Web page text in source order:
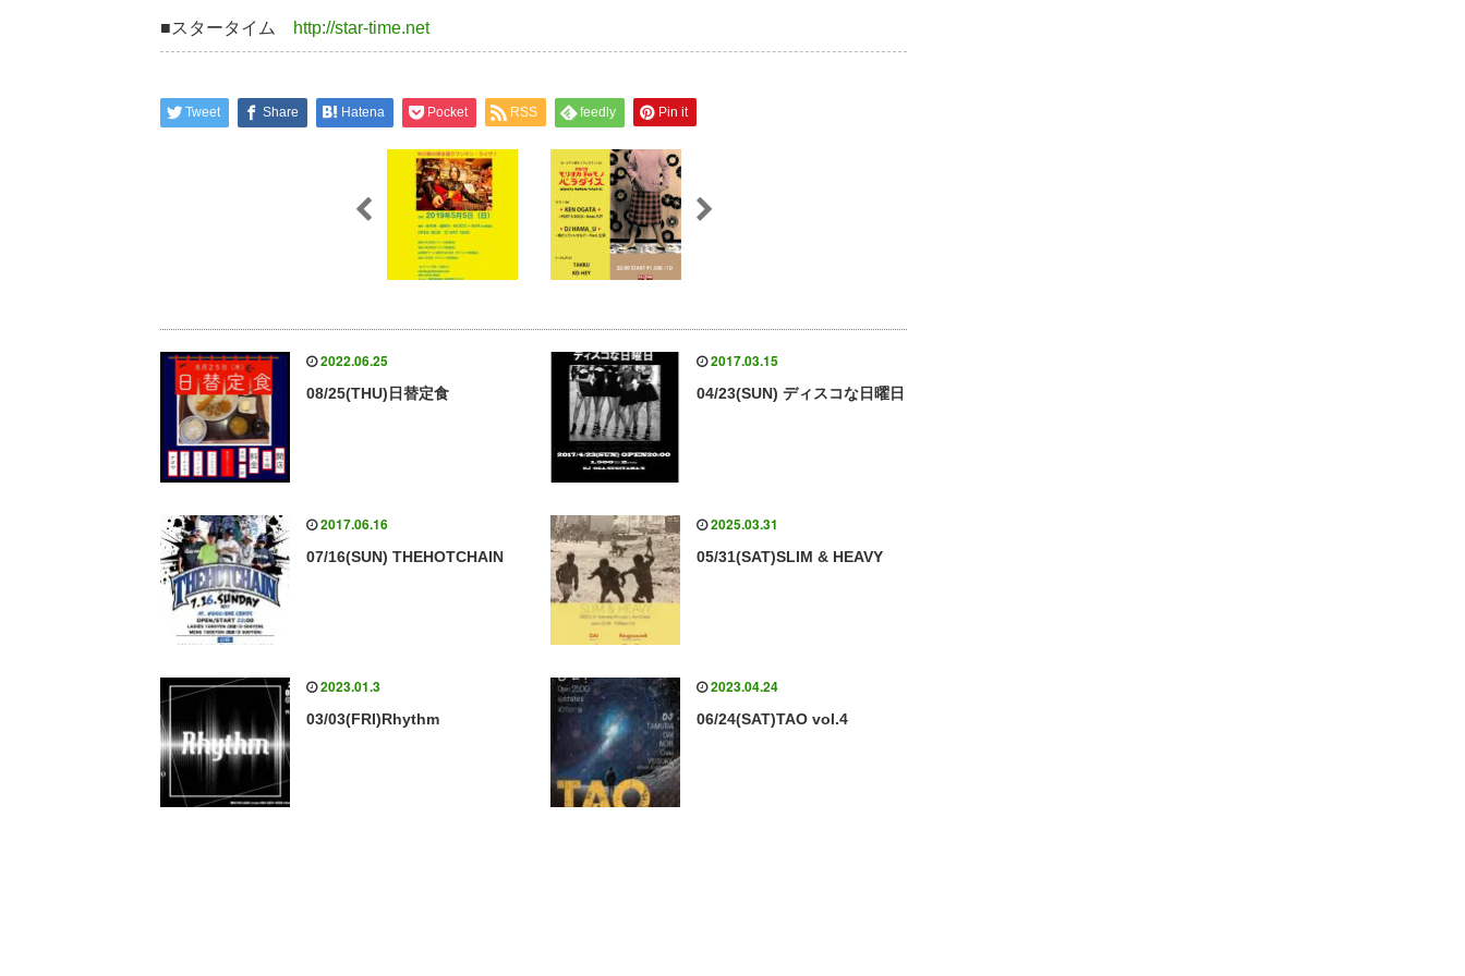
■スタータイム
http://star-time.net
Tweet Share Hatena Pocket RSS feedly Pin it
2022.06.25
08/25(THU)日替定食
2017.03.15
04/23(SUN) ディスコな日曜日
2017.06.16
07/16(SUN) THEHOTCHAIN
2025.03.31
05/31(SAT)SLIM & HEAVY
2023.01.3
03/03(FRI)Rhythm
2023.04.24
06/24(SAT)TAO vol.4